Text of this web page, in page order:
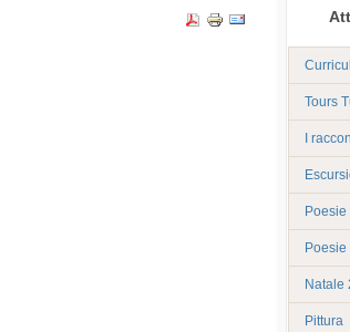
Tours
I
Natale
Pittura